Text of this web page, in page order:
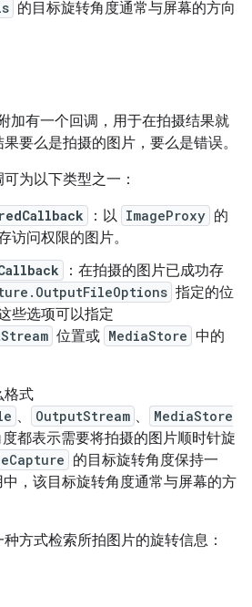
的目标旋转角度通常与屏幕的方向
加有一个回调，用于在拍摄结果就
要么是拍摄的图片，要么是错误。
为以下类型之一：
：以 ImageProxy 的
访问权限的图片。
：在拍摄的图片已成功存
指定的位
些选项可以指定
位置或 MediaStore 中的
格式
、 OutputStream 、
MediaStore
都表示需要将拍摄的图片顺时针旋
的目标旋转角度保持一
，该目标旋转角度通常与屏幕的方
方式检索所拍图片的旋转信息：